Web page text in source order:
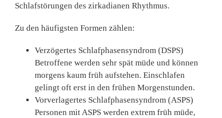
Schlafstörungen des zirkadianen Rhythmus.
Zu den häufigsten Formen zählen:
Verzögertes Schlafphasensyndrom (DSPS)
Betroffene werden sehr spät müde und können
morgens kaum früh aufstehen. Einschlafen
gelingt oft erst in den frühen Morgenstunden.
Vorverlagertes Schlafphasensyndrom (ASPS)
Personen mit ASPS werden extrem früh müde,